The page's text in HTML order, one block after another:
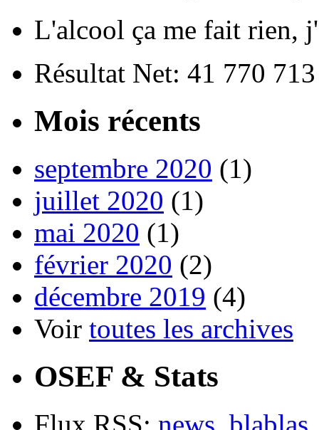
L'alcool ça me fait rien,
Résultat Net: 41 770
Mois récents
septembre 2020 (1)
juillet 2020 (1)
mai 2020 (1)
février 2020 (2)
décembre 2019 (4)
Voir toutes les archives
OSEF & Stats
Flux RSS: news blablas